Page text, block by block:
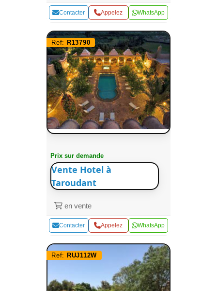
Contacter Appelez WhatsApp
Ref: R13790
Prix sur demande
Vente Hotel à
Taroudant
en vente
Contacter Appelez WhatsApp
Ref: RUJ112W